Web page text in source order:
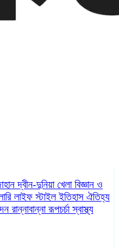
দ্বীন-দুনিয়া খেলা বিজ্ঞান ও
লাইফ স্টাইলইতিহাস ঐতিহ্য
রান্নাবান্নারূপচর্চাস্বাস্থ্য